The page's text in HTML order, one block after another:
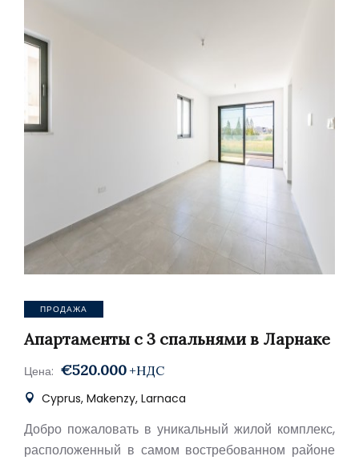
ПРОДАЖА
Апартаменты с 3 спальнями в Ларнаке
Цена: €520.000 +НДС
Cyprus, Makenzy, Larnaca
Добро пожаловать в уникальный жилой комплекс,
расположенный в самом востребованном районе